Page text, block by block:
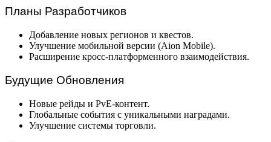
Планы Разработчиков
Добавление новых регионов и квестов.
Улучшение мобильной версии (Aion Mobile).
Расширение кросс-платформенного взаимодействия.
Будущие Обновления
Новые рейды и PvE-контент.
Глобальные события с уникальными наградами.
Улучшение системы торговли.